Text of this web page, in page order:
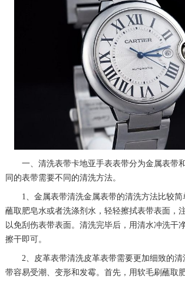
一、清洗表带卡地亚手表表带分为金属表带
同的表带需要不同的清洗方法。
1、金属表带清洗金属表带的清洗方法比较简
蘸取肥皂水或者洗涤剂水，轻轻擦拭表带表面，
以免刮伤表带表面。清洗完毕后，用清水冲洗干
擦干即可。
2、皮革表带清洗皮革表带需要更加细致的清
带容易受潮、变形和发霉。首先，用软毛刷蘸取